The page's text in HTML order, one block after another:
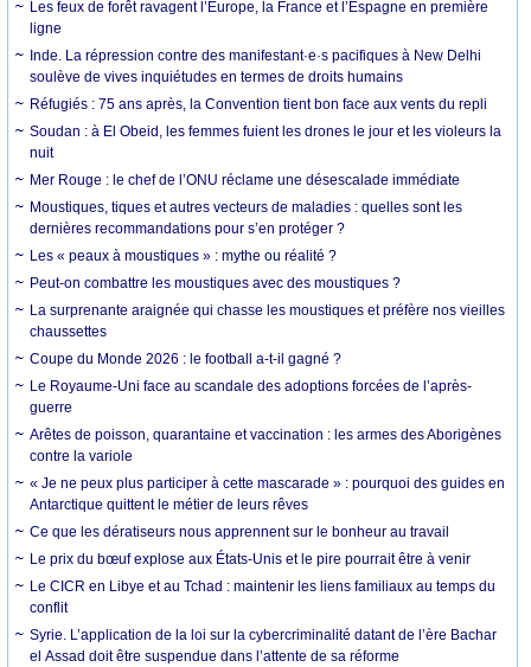
Les feux de forêt ravagent l’Europe, la France et l’Espagne en première
ligne
Inde. La répression contre des manifestant·e·s pacifiques à New Delhi
soulève de vives inquiétudes en termes de droits humains
Réfugiés : 75 ans après, la Convention tient bon face aux vents du repli
Soudan : à El Obeid, les femmes fuient les drones le jour et les violeurs la
nuit
Mer Rouge : le chef de l’ONU réclame une désescalade immédiate
Moustiques, tiques et autres vecteurs de maladies : quelles sont les
dernières recommandations pour s’en protéger ?
Les « peaux à moustiques » : mythe ou réalité ?
Peut-on combattre les moustiques avec des moustiques ?
La surprenante araignée qui chasse les moustiques et préfère nos vieilles
chaussettes
Coupe du Monde 2026 : le football a-t-il gagné ?
Le Royaume-Uni face au scandale des adoptions forcées de l’après-
guerre
Arêtes de poisson, quarantaine et vaccination : les armes des Aborigènes
contre la variole
« Je ne peux plus participer à cette mascarade » : pourquoi des guides en
Antarctique quittent le métier de leurs rêves
Ce que les dératiseurs nous apprennent sur le bonheur au travail
Le prix du bœuf explose aux États-Unis et le pire pourrait être à venir
Le CICR en Libye et au Tchad : maintenir les liens familiaux au temps du
conflit
Syrie. L’application de la loi sur la cybercriminalité datant de l’ère Bachar
el Assad doit être suspendue dans l’attente de sa réforme